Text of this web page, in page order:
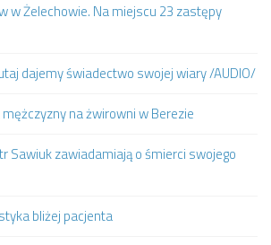
w Żelechowie. Na miejscu 23 zastępy
dajemy świadectwo swojej wiary /AUDIO/
na żwirowni w Berezie
Sawiuk zawiadamiają o śmierci swojego
bliżej pacjenta